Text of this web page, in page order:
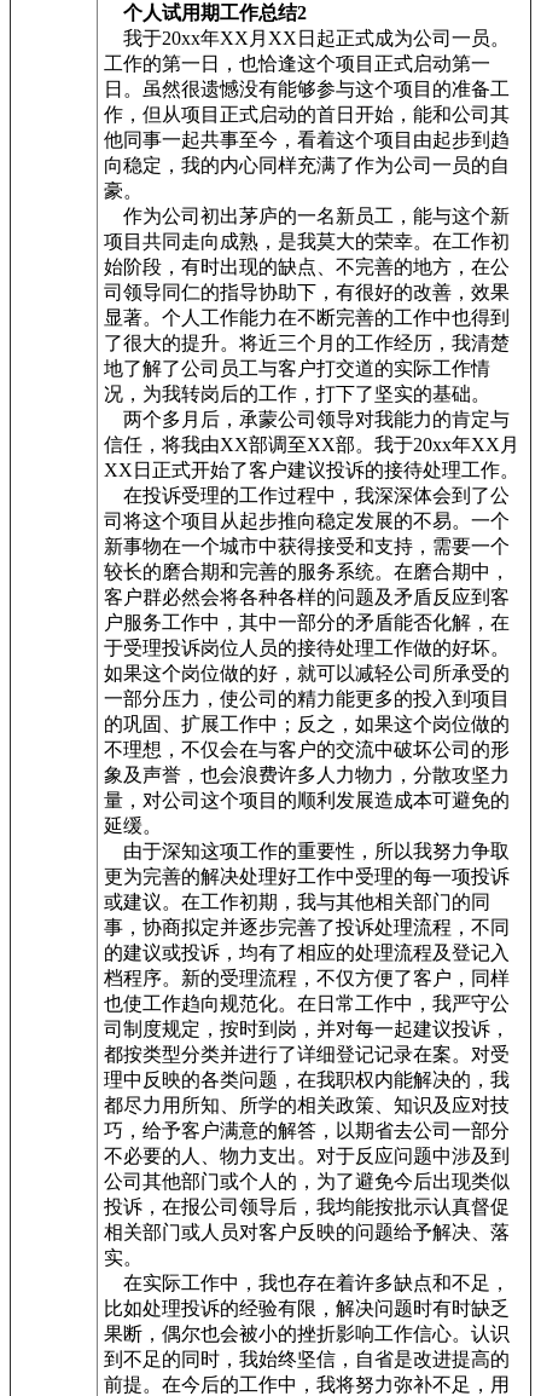
个人试用期工作总结2
我于20xx年XX月XX日起正式成为公司一员。
工作的第一日，也恰逢这个项目正式启动第一
日。虽然很遗憾没有能够参与这个项目的准备工
作，但从项目正式启动的首日开始，能和公司其
他同事一起共事至今，看着这个项目由起步到趋
向稳定，我的内心同样充满了作为公司一员的自
豪。
作为公司初出茅庐的一名新员工，能与这个新
项目共同走向成熟，是我莫大的荣幸。在工作初
始阶段，有时出现的缺点、不完善的地方，在公
司领导同仁的指导协助下，有很好的改善，效果
显著。个人工作能力在不断完善的工作中也得到
了很大的提升。将近三个月的工作经历，我清楚
地了解了公司员工与客户打交道的实际工作情
况，为我转岗后的工作，打下了坚实的基础。
两个多月后，承蒙公司领导对我能力的肯定与
信任，将我由XX部调至XX部。我于20xx年XX月
XX日正式开始了客户建议投诉的接待处理工作。
在投诉受理的工作过程中，我深深体会到了公
司将这个项目从起步推向稳定发展的不易。一个
新事物在一个城市中获得接受和支持，需要一个
较长的磨合期和完善的服务系统。在磨合期中，
客户群必然会将各种各样的问题及矛盾反应到客
户服务工作中，其中一部分的矛盾能否化解，在
于受理投诉岗位人员的接待处理工作做的好坏。
如果这个岗位做的好，就可以减轻公司所承受的
一部分压力，使公司的精力能更多的投入到项目
的巩固、扩展工作中；反之，如果这个岗位做的
不理想，不仅会在与客户的交流中破坏公司的形
象及声誉，也会浪费许多人力物力，分散攻坚力
量，对公司这个项目的顺利发展造成本可避免的
延缓。
由于深知这项工作的重要性，所以我努力争取
更为完善的解决处理好工作中受理的每一项投诉
或建议。在工作初期，我与其他相关部门的同
事，协商拟定并逐步完善了投诉处理流程，不同
的建议或投诉，均有了相应的处理流程及登记入
档程序。新的受理流程，不仅方便了客户，同样
也使工作趋向规范化。在日常工作中，我严守公
司制度规定，按时到岗，并对每一起建议投诉，
都按类型分类并进行了详细登记记录在案。对受
理中反映的各类问题，在我职权内能解决的，我
都尽力用所知、所学的相关政策、知识及应对技
巧，给予客户满意的解答，以期省去公司一部分
不必要的人、物力支出。对于反应问题中涉及到
公司其他部门或个人的，为了避免今后出现类似
投诉，在报公司领导后，我均能按批示认真督促
相关部门或人员对客户反映的问题给予解决、落
实。
在实际工作中，我也存在着许多缺点和不足，
比如处理投诉的经验有限，解决问题时有时缺乏
果断，偶尔也会被小的挫折影响工作信心。认识
到不足的同时，我始终坚信，自省是改进提高的
前提。在今后的工作中，我将努力弥补不足，用